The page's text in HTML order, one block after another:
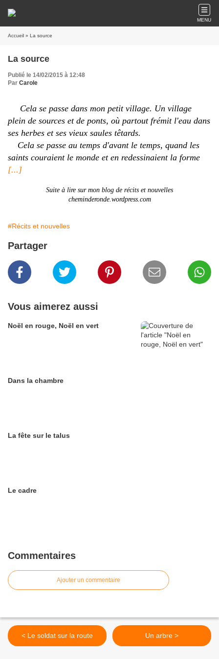
MENU
Accueil » La source
La source
Publié le 14/02/2015 à 12:48
Par Carole
Cela se passe dans mon petit village. Un village
plein de sources et de ponts, où partout frémit l'eau dans
ses herbes et ses vieux saules têtards.
Cela se passe au temps d'avant le temps, quand les
saints couraient le monde et en redessinaient la forme
[...]
Suite à lire sur mon blog de récits et nouvelles
cheminderonde.wordpress.com
#Récits et nouvelles
Partager
Vous aimerez aussi
Noël en rouge, Noël en vert
Dans la chambre
La fête sur le talus
Le cadre
Commentaires
Ajouter un commentaire
< Le soldat sur la route Un arbre >